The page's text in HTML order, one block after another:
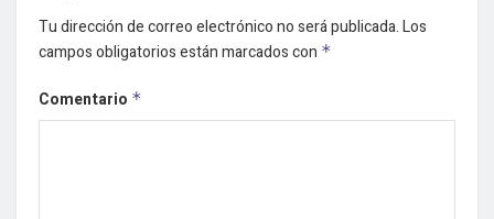
Tu dirección de correo electrónico no será publicada.Los
campos obligatorios están marcados con *
Comentario *